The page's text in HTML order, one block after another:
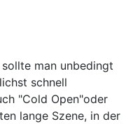
man unbedingt
schnell
"Cold Open"oder
lange Szene, in der